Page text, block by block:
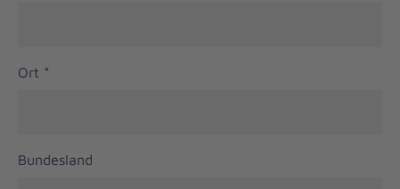
Ort *
Bundesland